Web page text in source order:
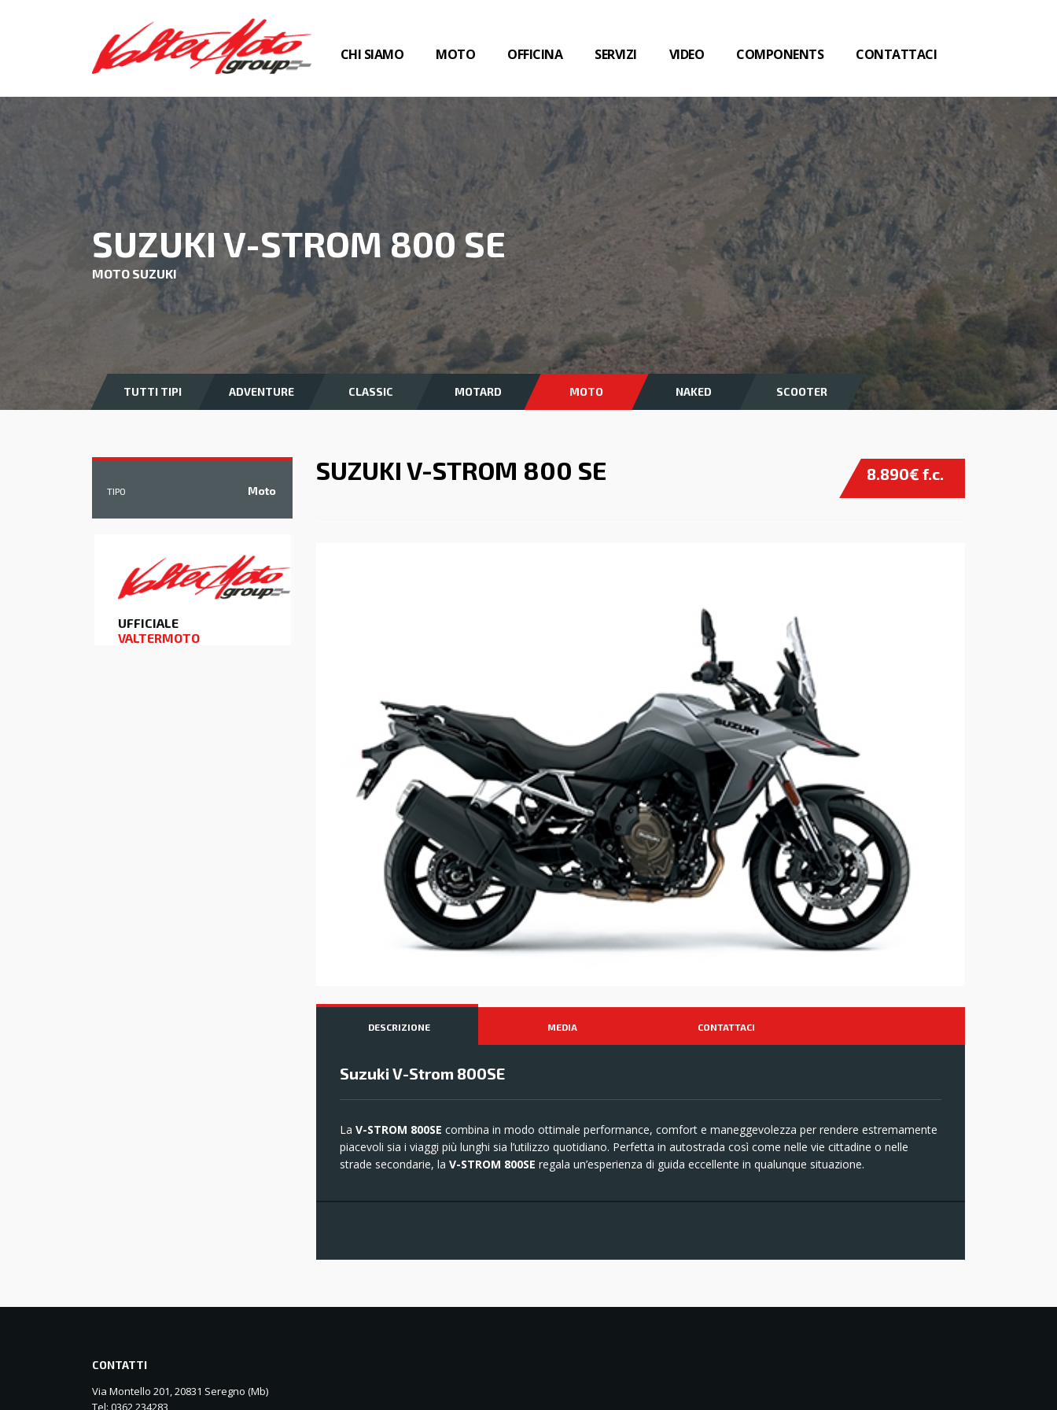
CHI SIAMO MOTO OFFICINA SERVIZI VIDEO COMPONENTS CONTATTACI
SUZUKI V-STROM 800 SE
MOTO SUZUKI
TUTTI TIPI ADVENTURE CLASSIC MOTARD MOTO NAKED SCOOTER
TIPO Moto
UFFICIALE
VALTERMOTO
8.890€ f.c.
SUZUKI V-STROM 800 SE
DESCRIZIONE MEDIA CONTATTACI
Suzuki V-Strom 800SE
La V-STROM 800SE combina in modo ottimale performance, comfort e maneggevolezza per rendere estremamente
piacevoli sia i viaggi più lunghi sia l’utilizzo quotidiano. Perfetta in autostrada così come nelle vie cittadine o nelle
strade secondarie, la V-STROM 800SE regala un’esperienza di guida eccellente in qualunque situazione.
CONTATTI
Via Montello 201, 20831 Seregno (Mb)
Tel: 0362 234283